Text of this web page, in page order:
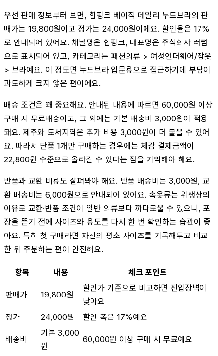
우선 판매 정보부터 보면, 힙핑크 베이직 데일리 누드브라의 판
매가는 19,800원이고 정가는 24,000원이에요. 할인율은 17%
로 안내되어 있어요. 채널명은 힙핑크, 대표명은 주식회사 러썸
으로 표시되어 있고, 카테고리는 패션의류 > 여성언더웨어/잠옷
> 브라예요. 이 정도면 누드브라 입문용으로 접근하기에 부담이
과도하게 크지 않은 편이에요.
배송 조건은 꽤 중요해요. 안내된 내용에 따르면 60,000원 이상
구매 시 무료배송이고, 그 외에는 기본 배송비 3,000원이 적용
돼요. 제주와 도서지역은 추가 비용 3,000원이 더 붙을 수 있어
요. 따라서 단품 1개만 구매하는 경우에는 체감 결제금액이
22,800원 수준으로 올라갈 수 있다는 점을 기억해야 해요.
반품과 교환 비용도 살펴봐야 해요. 반품 배송비는 3,000원, 교
환 배송비는 6,000원으로 안내되어 있어요. 속옷류는 위생상의
이유로 교환·반품 조건이 일반 의류보다 까다로울 수 있으니, 포
장을 뜯기 전에 사이즈와 용도를 다시 한 번 확인하는 습관이 좋
아요. 특히 첫 구매라면 자신의 평소 사이즈를 기록해두고 비교
한 뒤 주문하는 편이 안전해요.
항목 내용 체크 포인트
판매가 19,800원
할인가 기준으로 비교하면 진입장벽이
낮아요
정가
24,000원 할인 폭은 17%예요
배송비
기본 3,000
원
60,000원 이상 구매 시 무료예요